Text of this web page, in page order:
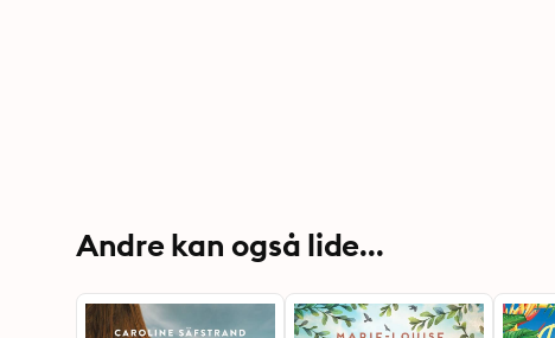
Andre kan også lide...